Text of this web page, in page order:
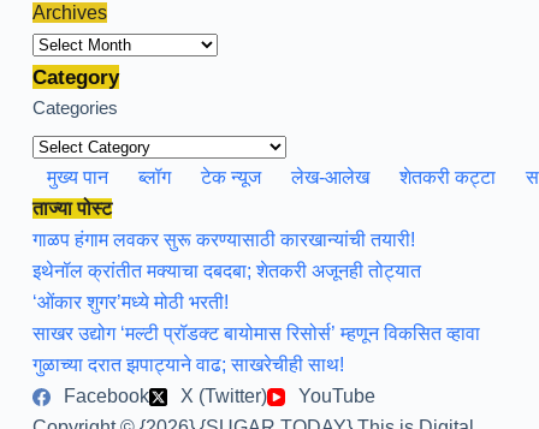
Archives
Archives
Category
Categories
मुख्य पान ब्लॉग टेक न्यूज लेख-आलेख शेतकरी कट्टा
ताज्या पोस्ट
गाळप हंगाम लवकर सुरू करण्यासाठी कारखान्यांची तयारी!
इथेनॉल क्रांतीत मक्याचा दबदबा; शेतकरी अजूनही तोट्यात
‘ओंकार शुगर’मध्ये मोठी भरती!
साखर उद्योग ‘मल्टी प्रॉडक्ट बायोमास रिसोर्स’ म्हणून विकसित व्हावा
गुळाच्या दरात झपाट्याने वाढ; साखरेचीही साथ!
Facebook
X (Twitter)
YouTube